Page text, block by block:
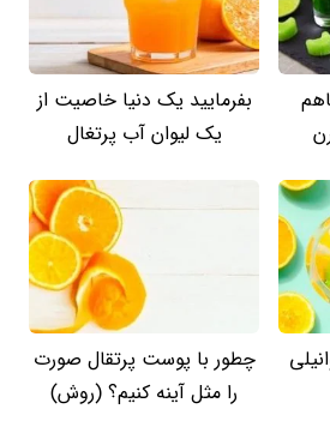
بفرمایید یک دنیا خاصیت از
یک لیوان آب پرتغال
چطور با پوست پرتقال صورت
را مثل آینه کنیم؟ (روش)